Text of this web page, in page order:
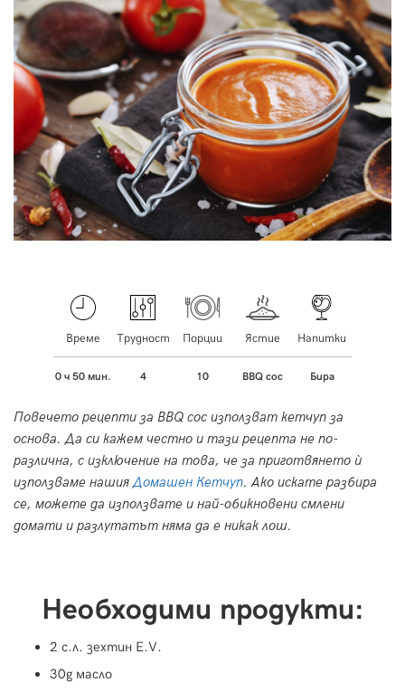
Време
0 ч 50 мин.
Трудност
4
Порции
10
Ястие
BBQ сос
Напитки
Бира
Повечето рецепти за BBQ сос използват кетчуп за
основа. Да си кажем честно и тази рецепта не по-
различна, с изключение на това, че за приготвянето ѝ
използваме нашияДомашен Кетчуп. Ако искате разбира
се, можете да използвате и най-обикновени смлени
домати и разлутатът няма да е никак лош.
Необходими продукти:
2 с.л. зехтин E.V.
30g масло